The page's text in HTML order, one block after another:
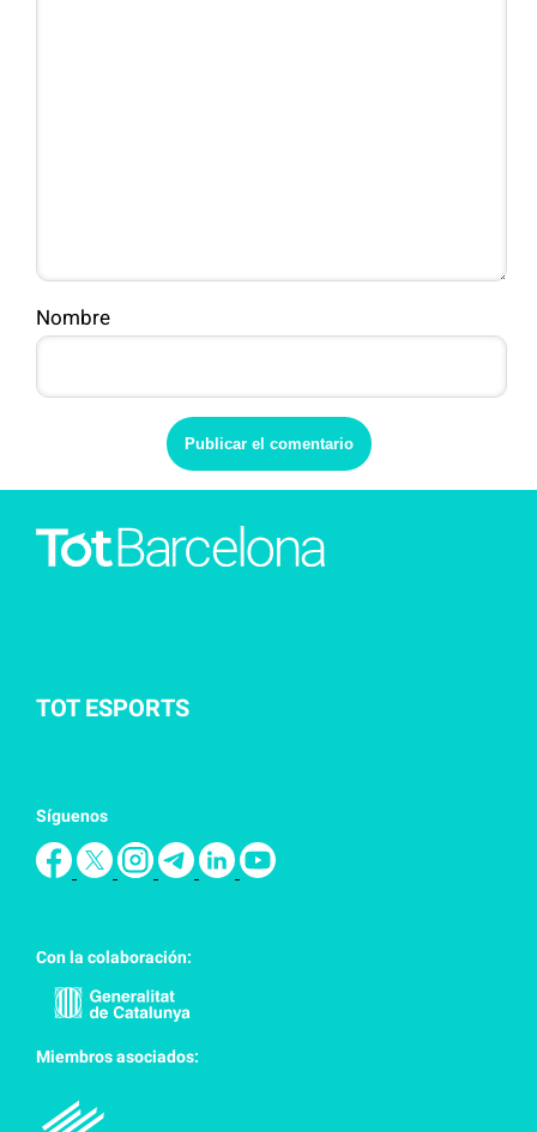
Nombre
TOT ESPORTS
Síguenos
Con la colaboración:
Miembros asociados: